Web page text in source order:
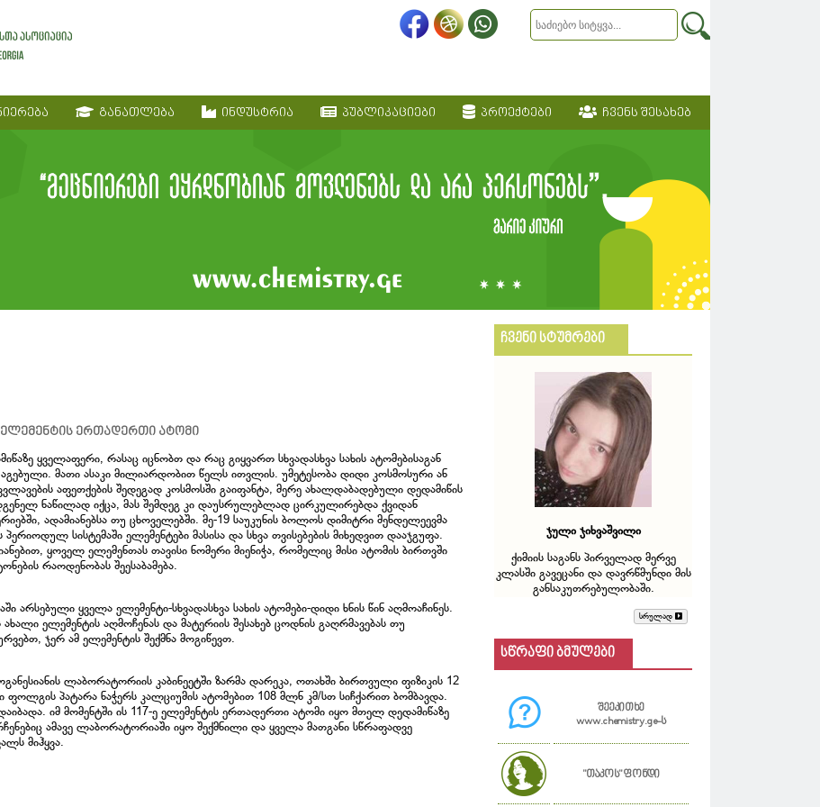
განათლება ინდუსტრია პუბლიკაციები პროექტები ჩვენს შესახებ
ელემენტის ერთადერთი ატომი
ყველაფერი, რასაც იცნობთ და რაც გიყვართ სხვადასხვა სახის ატომებისაგან
მათი ასაკი მილიარდობით წელს ითვლის. უმეტესობა დიდი კოსმოსური ან
აფეთქების შედეგად კოსმოსში გაიფანტა, მერე ახალდაბადებული დედამიწის
ნაწილად იქცა, მას შემდეგ კი დაუსრულებლად ცირკულირებდა ქვიდან
ადამიანებსა თუ ცხოველებში. მე-19 საუკუნის ბოლოს დიმიტრი მენდელეევმა
პერიოდულ სისტემაში ელემენტები მასისა და სხვა თვისებების მიხედვით დააჯგუფა.
ყოველ ელემენთას თავისი ნომერი მიენიჭა, რომელიც მისი ატომის ბირთვში
რაოდენობას შეესაბამება.
არსებული ყველა ელემენტი-სხვადასხვა სახის ატომები-დიდი ხნის წინ აღმოაჩინეს.
ელემენტის აღმოჩენას და მატერიის შესახებ ცოდნის გაღრმავებას თუ
ჯერ ამ ელემენტის შექმნა მოგიწევთ.
ლაბორატორიის კაბინეეტში ზარმა დარეკა, ოთახში ბირთვული ფიზიკის 12
პატარა ნაჭერს კალციუმის ატომებით 108 მლნ კმ/სთ სიჩქარით ბომბავდა.
იმ მომენტში ის 117-ე ელემენტის ერთადერთი ატომი იყო მთელ დედამიწაზე
ამავე ლაბორატორიაში იყო შექმნილი და ყველა მათგანი სწრაფადვე
მიჰყვა.
ჩვენი სტუმრები
ჯული ჯიხვაშვილი
ქიმიის საგანს პირველად მერვე
კლასში გავეცანი და დავრწმუნდი მის
განსაკუთრებულობაში.
სრულად
სწრაფი ბმულები
შეეკითხე
www.chemistry.ge-ს
"თაკოს" ფონდი